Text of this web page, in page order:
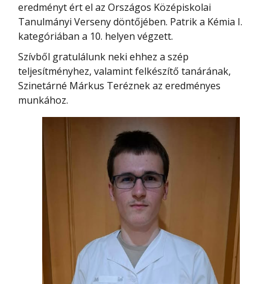
eredményt ért el az Országos Középiskolai
Tanulmányi Verseny döntőjében. Patrik a Kémia I.
kategóriában a 10. helyen végzett.
Szívből gratulálunk neki ehhez a szép
teljesítményhez, valamint felkészítő tanárának,
Szinetárné Márkus Teréznek az eredményes
munkához.